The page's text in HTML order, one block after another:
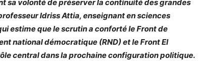
sa volonté de préserver la continuité des grandes
Idriss Attia, enseignant en sciences
estime que le scrutin a conforté le Front de
national démocratique (RND) et le Front El
central dans la prochaine configuration politique.